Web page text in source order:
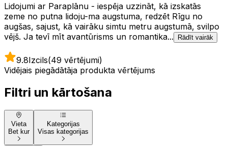
Lidojumi ar Paraplānu - iespēja uzzināt, kā izskatās
zeme no putna lidoju-ma augstuma, redzēt Rīgu no
augšas, sajust, kā vairāku simtu metru augstumā, svilpo
vējš. Ja tevī mīt avantūrisms un romantika...
Rādīt vairāk
9.8Izcils(49 vērtējumi)
Vidējais piegādātāja produkta vērtējums
Filtri un kārtošana
Vieta
Bet kur
Kategorijas
Visas kategorijas